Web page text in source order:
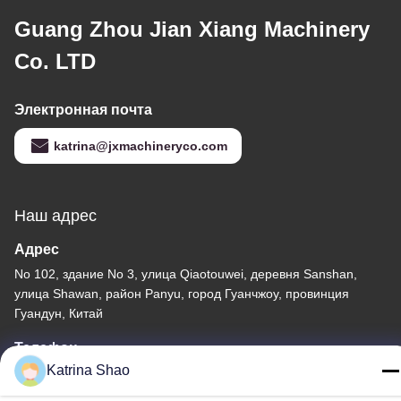
Guang Zhou Jian Xiang Machinery
Co. LTD
Электронная почта
katrina@jxmachineryco.com
Наш адрес
Адрес
No 102, здание No 3, улица Qiaotouwei, деревня Sanshan,
улица Shawan, район Panyu, город Гуанчжоу, провинция
Гуандун, Китай
Телефон
86--15913188664
Katrina Shao